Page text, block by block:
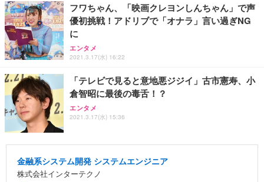
フワちゃん、「映画クレヨンしんちゃん」で声
優初挑戦！アドリブで「オナラ」言い過ぎNG
に
エンタメ
2021.3.17(水) 16:22
「テレビで見ると意地悪ジジイ」古市憲寿、小
倉智昭に最後の毒舌！？
エンタメ
2021.3.17(水) 15:36
金融系システム開発 システムエンジニア
株式会社インターテクノ